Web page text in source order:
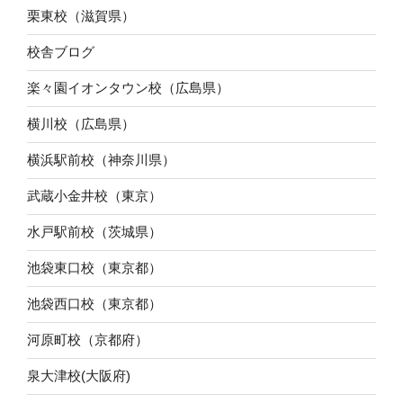
栗東校（滋賀県）
校舎ブログ
楽々園イオンタウン校（広島県）
横川校（広島県）
横浜駅前校（神奈川県）
武蔵小金井校（東京）
水戸駅前校（茨城県）
池袋東口校（東京都）
池袋西口校（東京都）
河原町校（京都府）
泉大津校(大阪府)